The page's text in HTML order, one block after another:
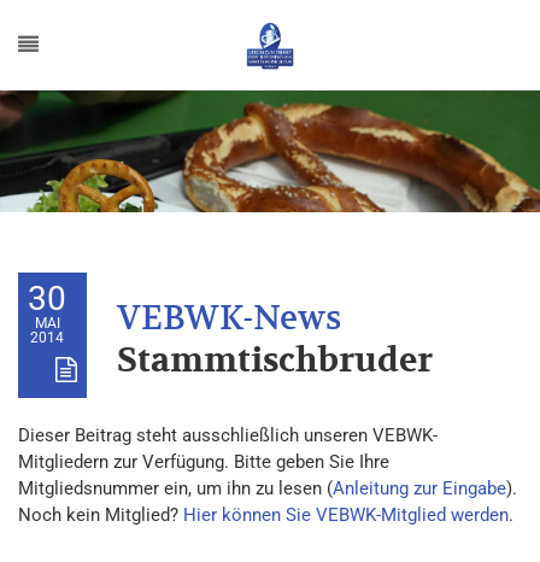
30
MAI
2014
Stammtischbruder
Dieser Beitrag steht ausschließlich unseren VEBWK-
Mitgliedern zur Verfügung. Bitte geben Sie Ihre
Mitgliedsnummer ein, um ihn zu lesen (Anleitung zur Eingabe).
Noch kein Mitglied? Hier können Sie VEBWK-Mitglied werden.